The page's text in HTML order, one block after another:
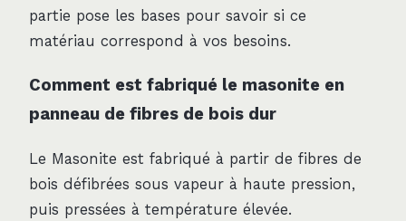
partie pose les bases pour savoir si ce
matériau correspond à vos besoins.
Comment est fabriqué le masonite en
panneau de fibres de bois dur
Le Masonite est fabriqué à partir de fibres de
bois défibrées sous vapeur à haute pression,
puis pressées à température élevée.